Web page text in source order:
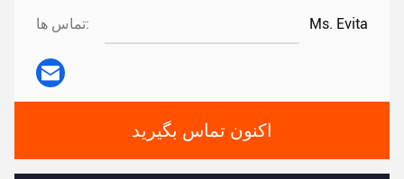
تماس ها: Ms. Evita
اکنون تماس بگیرید